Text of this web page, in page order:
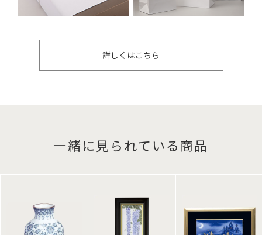
詳しくはこちら
一緒に見られている商品